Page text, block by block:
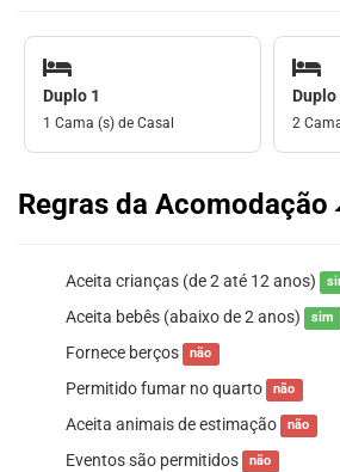
Duplo 1
1 Cama (s) de Casal
Duplo
2
Regras da Acomodação
Aceita crianças (de 2 até 12 anos)
Aceita bebês (abaixo de 2 anos) sim
Fornece berços não
Permitido fumar no quarto não
Aceita animais de estimação não
Eventos são permitidos não